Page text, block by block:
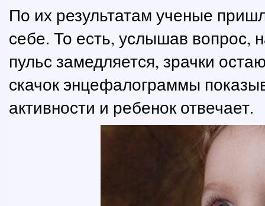
По их результатам ученые
себе. То есть, услышав вопрос,
пульс замедляется, зрачки
скачок энцефалограммы
активности и ребенок отвечает.